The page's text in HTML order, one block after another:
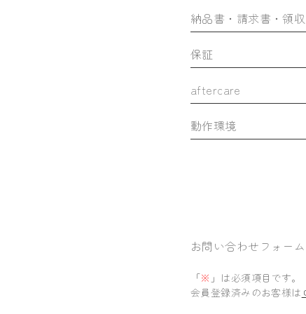
納品書・請求書・領
保証
aftercare
動作環境
お問い合わせフォーム
「※ 」は必須項目です。
会員登録済みのお客様は